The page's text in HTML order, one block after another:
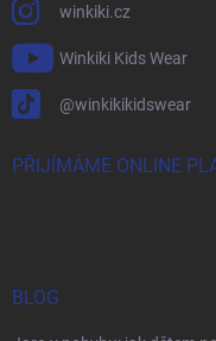
winkiki.cz
Winkiki Kids Wear
@winkikikidswear
PŘIJÍMÁME ONLINE
BLOG